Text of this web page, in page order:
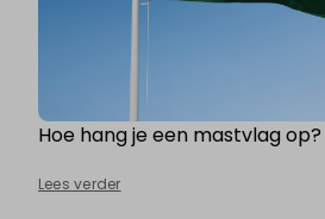
Hoe hang je een mastvlag op?
Lees verder